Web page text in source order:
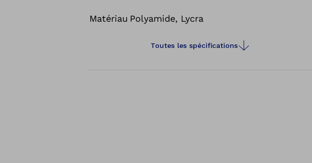
réduction des gonflements et de l’œdème
offre une manipulation facile en plus d’un confort
Matériau Polyamide, Lycra
Toutes les spécifications